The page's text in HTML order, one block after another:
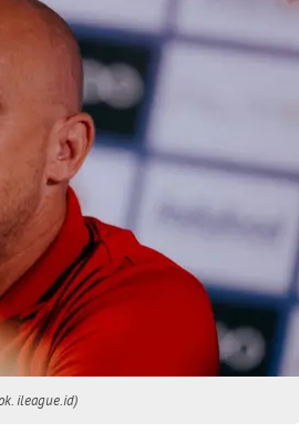
ileague.id)